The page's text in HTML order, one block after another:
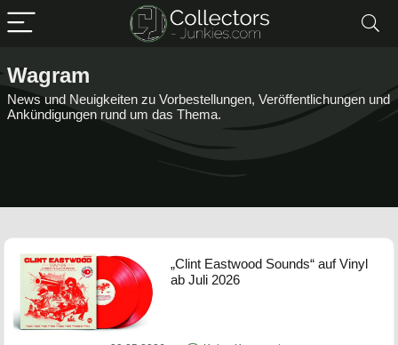
Wagram
News und Neuigkeiten zu Vorbestellungen, Veröffentlichungen und
Ankündigungen rund um das Thema.
„Clint Eastwood Sounds“ auf Vinyl
ab Juli 2026